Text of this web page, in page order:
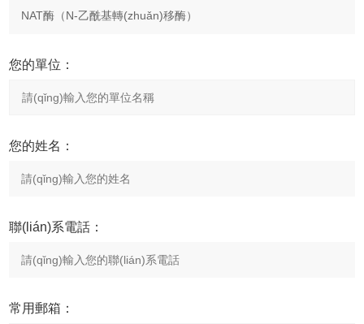
您的單位：
您的姓名：
聯(lián)系電話：
常用郵箱：